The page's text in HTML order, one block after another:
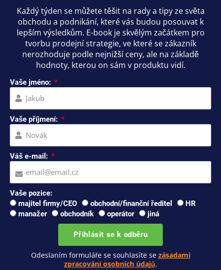
Každý týden se můžete těšit na rady a tipy ze světa
obchodu a podnikání, které vás budou posouvat k
lepším výsledkům. E-book je skvělým začátkem pro
tvorbu prodejní strategie, ve které se zákazník
nerozhoduje podle nejnižší ceny, ale na základě
hodnoty, kterou on sám v produktu vidí.
Vaše jméno:
Vaše příjmení:
Váš e-mail:
Vaše pozice:
majitel firmy/CEO
obchodní/finanční ředitel
HR
manažer
obchodník operátor jiná
Přihlásit se k odběru
Odeslaním formuláře se souhlasíte se zásadami
zpracování osobních údajů.